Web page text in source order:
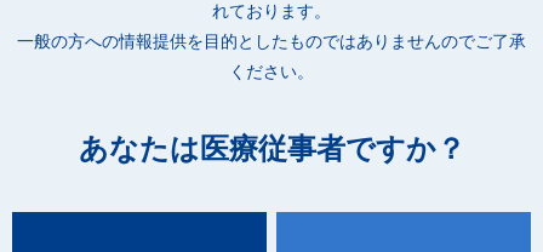
れております。
一般の方への情報提供を目的としたものではありませんのでご了承
ください。
あなたは医療従事者ですか？
※台紙(タイベック®)はレントゲン撮影では写りません。紛失し
ないよう保管、又は破棄してください。